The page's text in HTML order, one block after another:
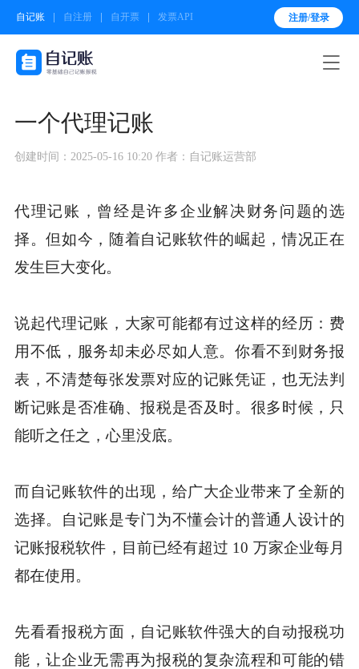
自记账 自注册 自开票 发票API 注册/登录

一个代理记账
创建时间：2025-05-16 10:20 作者：自记账运营部
代理记账，曾经是许多企业解决财务问题的选
择。但如今，随着自记账软件的崛起，情况正在
发生巨大变化。
说起代理记账，大家可能都有过这样的经历：费
用不低，服务却未必尽如人意。你看不到财务报
表，不清楚每张发票对应的记账凭证，也无法判
断记账是否准确、报税是否及时。很多时候，只
能听之任之，心里没底。
而自记账软件的出现，给广大企业带来了全新的
选择。自记账是专门为不懂会计的普通人设计的
记账报税软件，目前已经有超过 10 万家企业每月
都在使用。
先看看报税方面，自记账软件强大的自动报税功
能，让企业无需再为报税的复杂流程和可能的错